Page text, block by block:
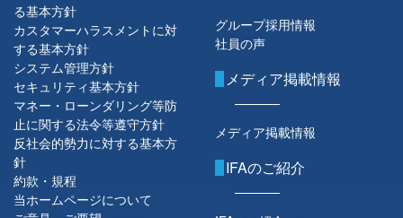
る基本方針
カスタマーハラスメントに対
する基本方針
システム管理方針
セキュリティ基本方針
マネー・ローンダリング等防
止に関する法令等遵守方針
反社会的勢力に対する基本方
針
約款・規程
当ホームページについて
グループ採用情報
社員の声
メディア掲載情報
メディア掲載情報
IFAのご紹介